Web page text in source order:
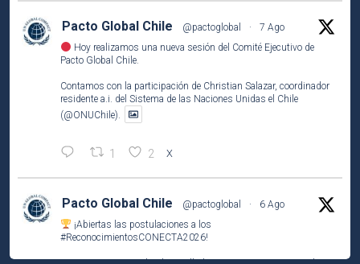
Pacto Global Chile @pactoglobal ·
7 Ago
Hoy realizamos una nueva sesión del Comité Ejecutivo de
Pacto Global Chile.
Contamos con la participación de Christian Salazar, coordinador
residente a.i. del Sistema de las Naciones Unidas el Chile
(@ONUChile).
1 2 X
Pacto Global Chile @pactoglobal ·
6 Ago
¡Abiertas las postulaciones a los
#ReconocimientosCONECTA2026!